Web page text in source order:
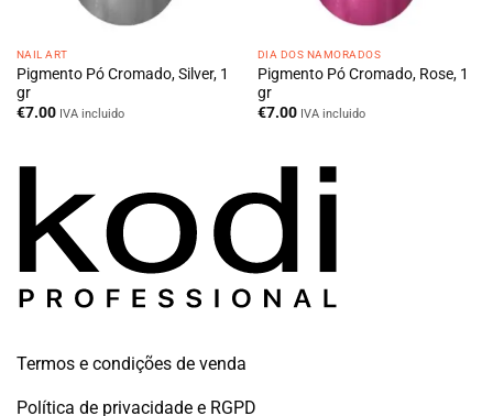
NAIL ART
Pigmento Pó Cromado, Silver, 1
gr
€7.00 IVA incluido
DIA DOS NAMORADOS
Pigmento Pó Cromado, Rose, 1
gr
€7.00 IVA incluido
Termos e condições de venda
Política de privacidade e RGPD